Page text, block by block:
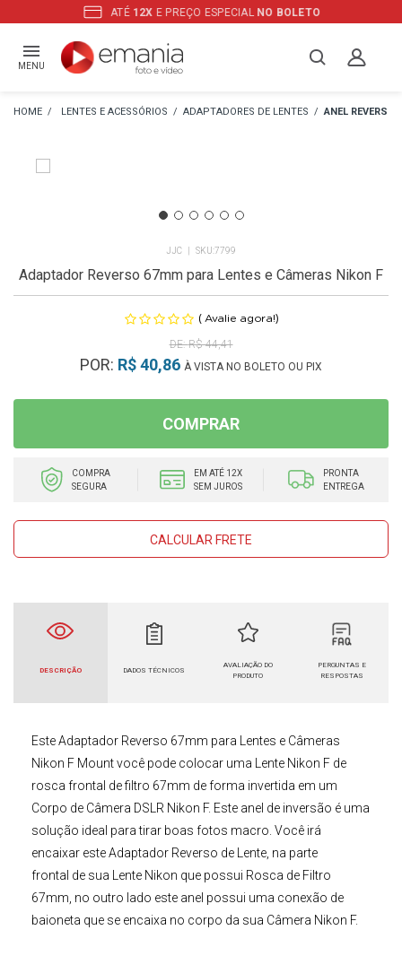
ATÉ 12XE PREÇO ESPECIAL NO BOLETO
MENU
LENTES E ACESSÓRIOS ADAPTADORES DE LENTES ANEL REVERSO
JJC 7799
Adaptador Reverso 67mm para Lentes e Câmeras Nikon F
( Avalie agora!)
R$ 44,41
POR: R$ 40,86 À VISTA NO BOLETO OU PIX
COMPRAR
COMPRA
SEGURA
EM ATÉ 12X
SEM JUROS
PRONTA
ENTREGA
CALCULAR FRETE
DESCRIÇÃO DADOS TÉCNICOS
AVALIAÇÃO DO
PRODUTO
PERGUNTAS E
RESPOSTAS
EsteAdaptador Reverso 67mm para Lentes e Câmeras
Nikon F Mountvocê pode colocar uma Lente Nikon F de
rosca frontal de filtro 67mm de forma invertida em um
Corpo de Câmera DSLR Nikon F. Este anel de inversão é uma
solução ideal para tirar boas fotos macro. Você irá
encaixar esteAdaptador Reverso de Lente , na parte
frontal de sua Lente Nikon que possui Rosca de Filtro
67mm, no outro lado este anel possui uma conexão de
baioneta que se encaixa no corpo da sua Câmera Nikon F.